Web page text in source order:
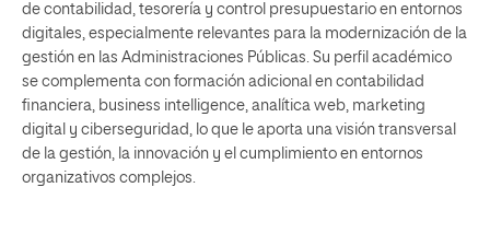
de contabilidad, tesorería y control presupuestario en entornos
digitales, especialmente relevantes para la modernización de la
gestión en las Administraciones Públicas. Su perfil académico
se complementa con formación adicional en contabilidad
financiera, business intelligence, analítica web, marketing
digital y ciberseguridad, lo que le aporta una visión transversal
de la gestión, la innovación y el cumplimiento en entornos
organizativos complejos.